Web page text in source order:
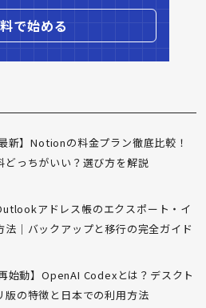
で始める
新】Notionの料金プラン徹底比較！
どっちがいい？選び方を解説
アドレス帳のエクスポート・イ
法｜バックアップと移行の完全ガイド
始動】OpenAI Codexとは？デスクト
版の特徴と日本での利用方法